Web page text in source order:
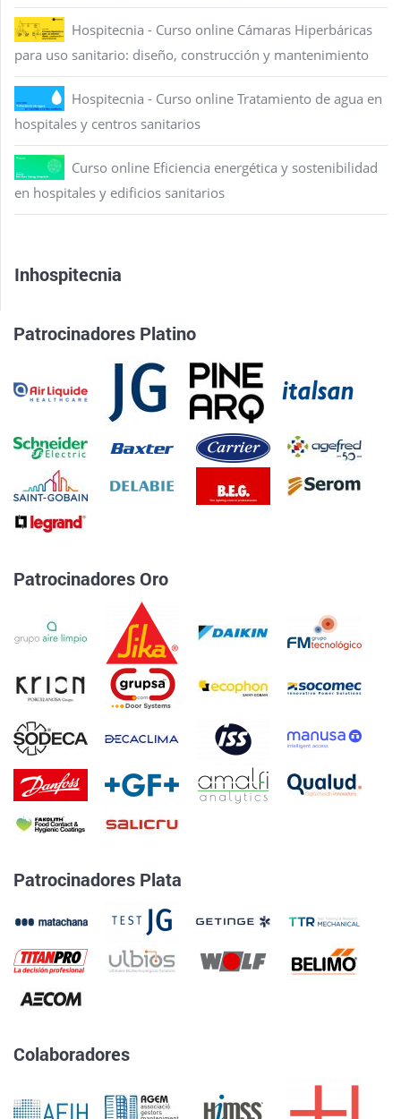
Hospitecnia - Curso online Cámaras Hiperbáricas
para uso sanitario: diseño, construcción y mantenimiento
Hospitecnia - Curso online Tratamiento de agua en
hospitales y centros sanitarios
Curso online Eficiencia energética y sostenibilidad
en hospitales y edificios sanitarios
Inhospitecnia
Patrocinadores Platino
Patrocinadores Oro
Patrocinadores Plata
Colaboradores